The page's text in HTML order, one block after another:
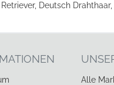
Deutsch
Alle